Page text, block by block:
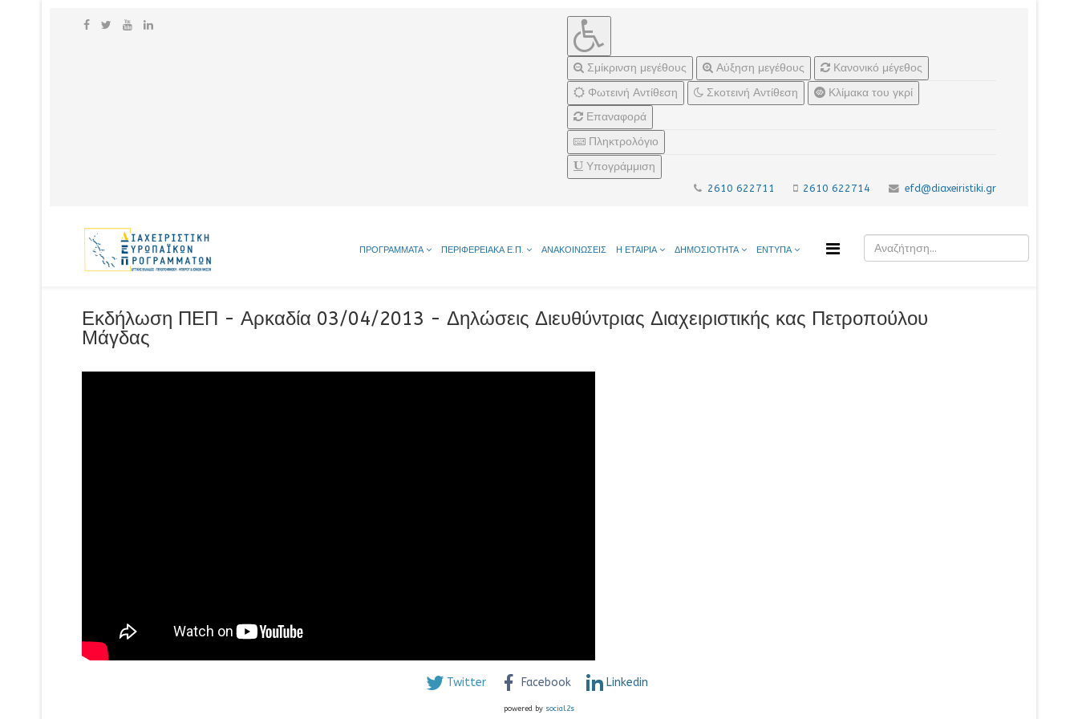
Σμίκρινση μεγέθους Αύξηση μεγέθους
Κανονικό μέγεθος
Φωτεινή Αντίθεση
Σκοτεινή Αντίθεση
Κλίμακα του γκρί
Επαναφορά
Πληκτρολόγιο
Υπογράμμιση
2610 622711 2610 622714 efd@diaxeiristiki.gr
ΠΡΟΓΡΑΜΜΑΤΑ ΠΕΡΙΦΕΡΕΙΑΚΑ Ε.Π. ΑΝΑΚΟΙΝΩΣΕΙΣ Η ΕΤΑΙΡΙΑ ΔΗΜΟΣΙΟΤΗΤΑ ΕΝΤΥΠΑ
Εκδήλωση ΠΕΠ - Αρκαδία 03/04/2013 - Δηλώσεις Διευθύντριας Διαχειριστικής κας Πετροπούλου
Μάγδας
Twitter Facebook Linkedin
powered by social2s